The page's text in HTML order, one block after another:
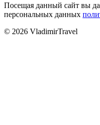
Посещая данный сайт вы
персональных данных
© 2026 VladimirTravel